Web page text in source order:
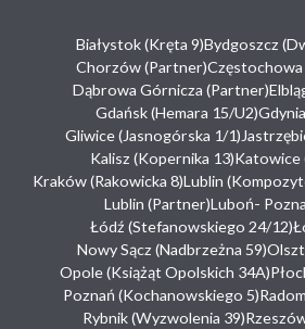
Białystok (Kręta 9)Bydgoszcz
Chorzów (Partner)Częstochowa
Dąbrowa Górnicza (Partner)
Gdańsk (Hemara 15/U2)
Gliwice (Jasnogórska 1/1)
Kalisz (Kopernika 13)Katowice
Kraków (Rakowicka 8)Lublin
Lublin (Partner)Luboń-
Łódź (Stefanowskiego 24/12)
Nowy Sącz (Nadbrzeżna 59)
Opole (Książąt Opolskich 34A)
Poznań (Kochanowskiego 5)
Rybnik (Wyzwolenia 39)